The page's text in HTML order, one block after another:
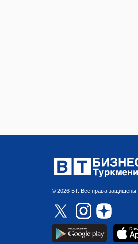
© 2026 БТ. Все права защищены.